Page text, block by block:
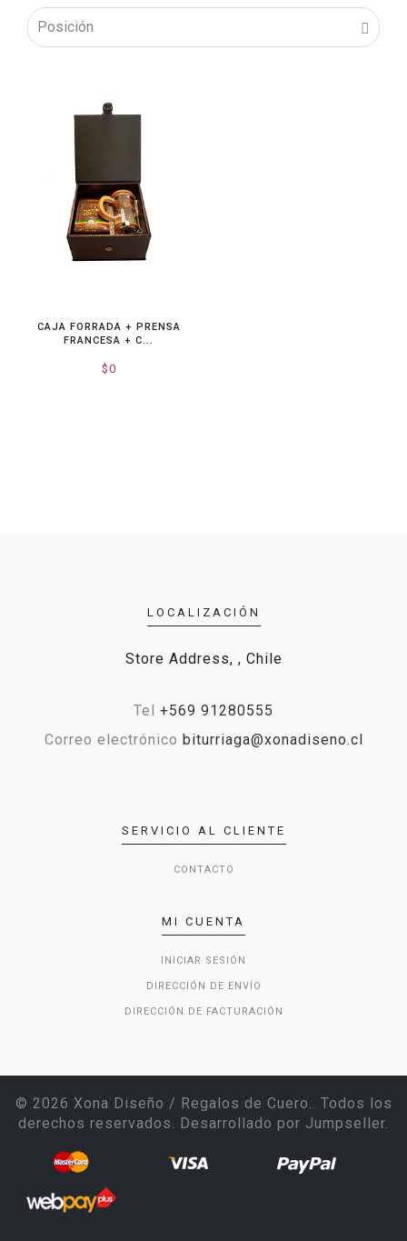
CAJA FORRADA + PRENSA
FRANCESA + C...
$0
LOCALIZACIÓN
Store Address, , Chile
Tel +569 91280555
Correo electrónico biturriaga@xonadiseno.cl
SERVICIO AL CLIENTE
CONTACTO
MI CUENTA
INICIAR SESIÓN
DIRECCIÓN DE ENVÍO
DIRECCIÓN DE FACTURACIÓN
© 2026 Xona Diseño / Regalos de Cuero.. Todos los
derechos reservados. Desarrollado por Jumpseller